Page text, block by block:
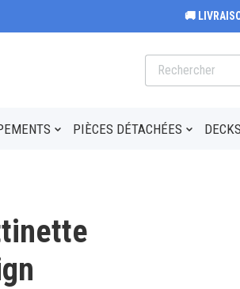
🚚
PIÈCES DÉTACHÉES